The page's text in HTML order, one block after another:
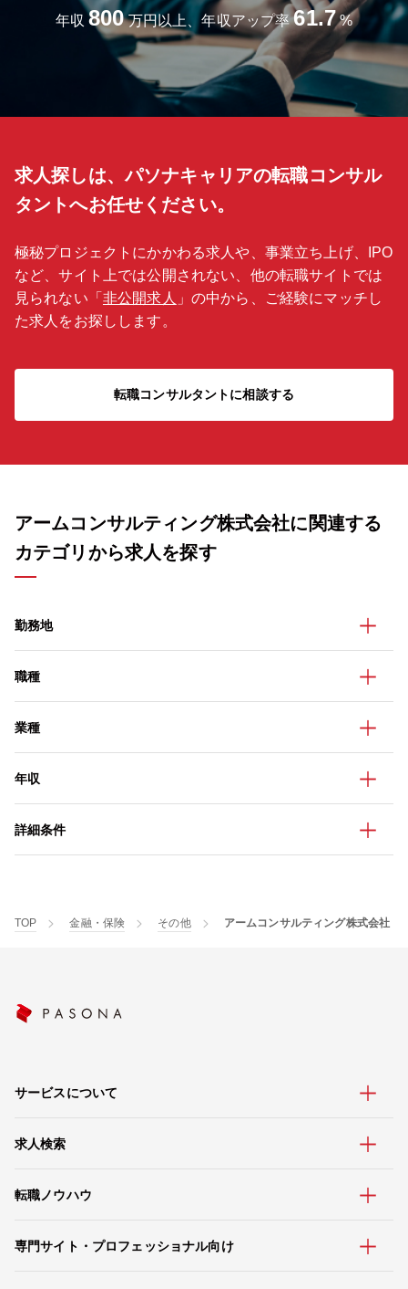
年収 800 万円以上、年収アップ率 61.7 %
求人探しは、パソナキャリアの転職コンサル
タントへお任せください。
極秘プロジェクトにかかわる求人や、事業立ち上げ、IPO
など、サイト上では公開されない、他の転職サイトでは
見られない「 非公開求人 」の中から、ご経験にマッチし
た求人をお探しします。
転職コンサルタントに相談する
アームコンサルティング株式会社に関連する
カテゴリから求人を探す
勤務地
職種
業種
年収
詳細条件
TOP 金融・保険 その他 アームコンサルティング株式会社
サービスについて
求人検索
転職ノウハウ
専門サイト・プロフェッショナル向け